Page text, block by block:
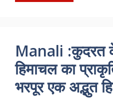
Manali
हिमाचल का
भरपूर एक अद्भुत